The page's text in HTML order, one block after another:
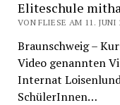
Eliteschule
VON FLIESE AM 11. JUNI
Braunschweig –
Video genannten
Internat
SchülerInnen…